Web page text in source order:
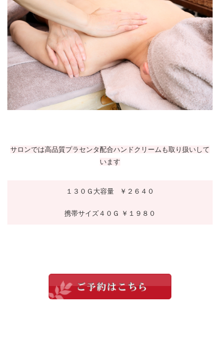
サロンでは高品質プラセンタ配合ハンドクリームも取り扱いして
います
１３０Ｇ大容量 ￥２６４０
携帯サイズ４０Ｇ ￥１９８０